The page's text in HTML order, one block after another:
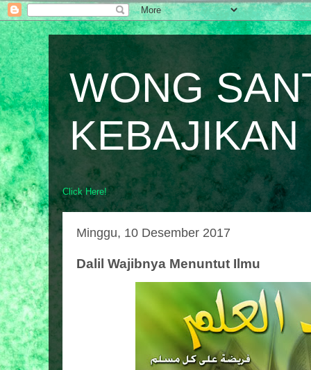
WONG
KEBAJIKAN
Click Here!
Minggu, 10 Desember 2017
Dalil Wajibnya Menuntut Ilmu